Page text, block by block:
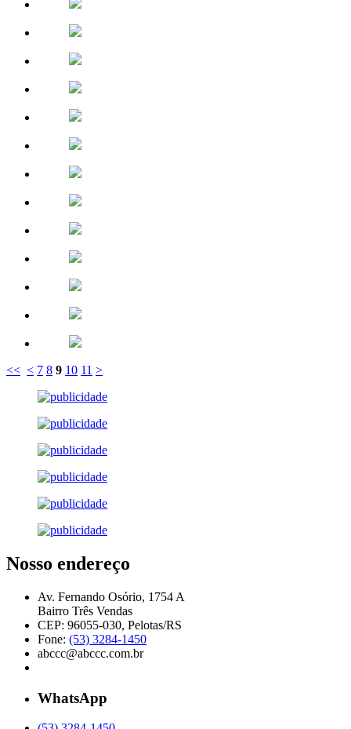
<< < 7 8 9 10 11 >
Nosso endereço
Av. Fernando Osório, 1754 A
Bairro Três Vendas
CEP: 96055-030, Pelotas/RS
Fone: (53) 3284-1450
abccc@abccc.com.br
WhatsApp